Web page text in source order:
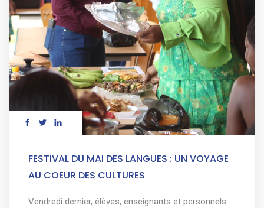
FESTIVAL DU MAI DES LANGUES : UN VOYAGE
AU COEUR DES CULTURES
Vendredi dernier, élèves, enseignants et personnels